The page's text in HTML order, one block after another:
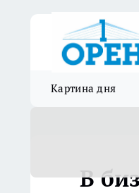
Картина дня
В